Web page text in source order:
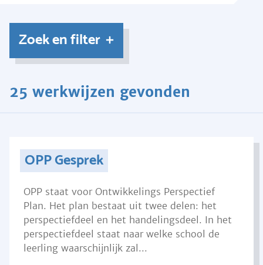
Zoek en filter
25 werkwijzen gevonden
OPP Gesprek
OPP staat voor Ontwikkelings Perspectief
Plan. Het plan bestaat uit twee delen: het
perspectiefdeel en het handelingsdeel. In het
perspectiefdeel staat naar welke school de
leerling waarschijnlijk zal...